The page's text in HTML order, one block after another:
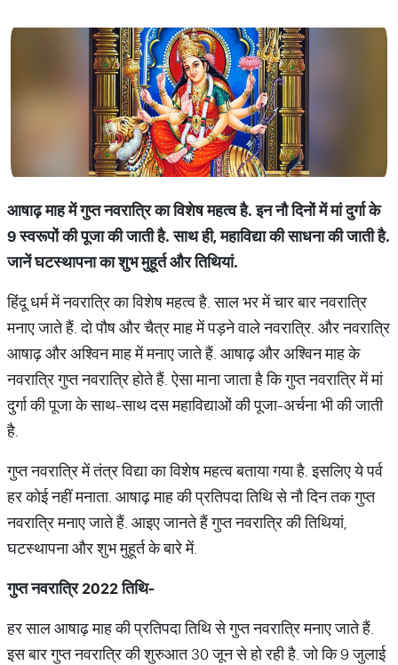
आषाढ़माहमेंगुप्तनवरात्रिकाविशेषमहत्वहै.इननौदिनोंमेंमांदुर्गाके
9स्वरूपोंकीपूजाकीजातीहै.साथही,महाविद्याकीसाधनाकीजातीहै.
जानेंघटस्थापनाकाशुभमुहूर्तऔरतिथियां.
हिंदू धर्म में नवरात्रि का विशेष महत्व है. साल भर में चार बार नवरात्रि
मनाए जाते हैं. दो पौष और चैत्र माह में पड़ने वाले नवरात्रि. और नवरात्रि
आषाढ़ और अश्विन माह में मनाए जाते हैं. आषाढ़ और अश्विन माह के
नवरात्रि गुप्त नवरात्रि होते हैं. ऐसा माना जाता है कि गुप्त नवरात्रि में मां
दुर्गा की पूजा के साथ-साथ दस महाविद्याओं की पूजा-अर्चना भी की जाती
है.
गुप्त नवरात्रि में तंत्र विद्या का विशेष महत्व बताया गया है. इसलिए ये पर्व
हर कोई नहीं मनाता. आषाढ़ माह की प्रतिपदा तिथि से नौ दिन तक गुप्त
नवरात्रि मनाए जाते हैं. आइए जानते हैं गुप्त नवरात्रि की तिथियां,
घटस्थापना और शुभ मुहूर्त के बारे में.
गुप्तनवरात्रि2022तिथि-
हर साल आषाढ़ माह की प्रतिपदा तिथि से गुप्त नवरात्रि मनाए जाते हैं.
इस बार गुप्त नवरात्रि की शुरुआत 30 जून से हो रही है. जो कि 9 जुलाई